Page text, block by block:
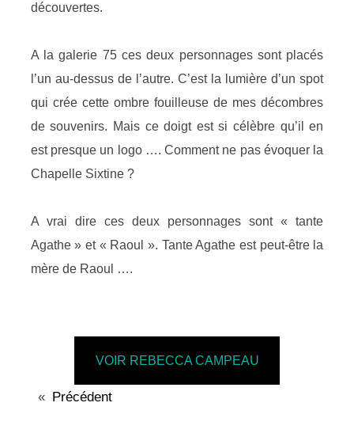
découvertes.
A la galerie 75 ces deux personnages sont placés
l’un au-dessus de l’autre. C’est la lumière d’un spot
qui crée cette ombre fouilleuse de mes décombres
de souvenirs. Mais ce doigt est si célèbre qu’il en
est presque un logo …. Comment ne pas évoquer la
Chapelle Sixtine ?
A vrai dire ces deux personnages sont « tante
Agathe » et « Raoul ». Tante Agathe est peut-être la
mère de Raoul ….
« Précédent
VOIR REBECCA CAMPEAU